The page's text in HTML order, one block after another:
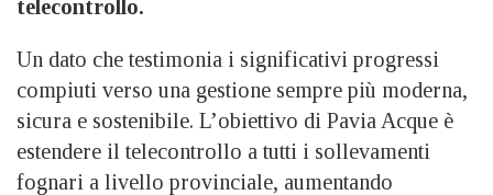
telecontrollo.
Un dato che testimonia i significativi progressi
compiuti verso una gestione sempre più moderna,
sicura e sostenibile. L’obiettivo di Pavia Acque è
estendere il telecontrollo a tutti i sollevamenti
fognari a livello provinciale, aumentando